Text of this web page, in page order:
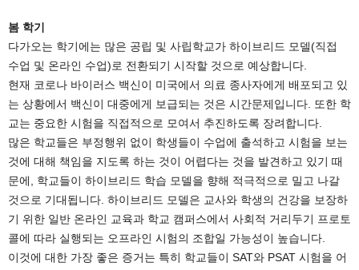
봄 학기
다가오는 학기에는 많은 공립 및 사립학교가 하이브리드 모델(직접
수업 및 온라인 수업)로 전환되기 시작할 것으로 예상합니다.
현재 코로나 바이러스 백신이 미국에서 의료 종사자에게 배포되고 있
는 상황에서 백신이 대중에게 보급되는 것은 시간문제입니다. 또한 학
교는 중요한 시험을 직접적으로 모여서 추진하도록 장려합니다.
많은 학교들은 부정행위 없이 학생들이 수업에 출석하고 시험을 보는
것에 대해 책임을 지도록 하는 것이 어렵다는 것을 발견하고 있기 때
문에, 학교들이 하이브리드 학습 모델을 향해 적극적으로 밀고 나갈
것으로 기대됩니다. 하이브리드 모델은 교사와 학생의 건강을 보장하
기 위한 일반 온라인 교육과 학교 캠퍼스에서 사회적 거리두기 프로토
콜에 따라 실행되는 오프라인 시험의 조합일 가능성이 높습니다.
이것에 대한 가장 좋은 증거는 특히 학교들이 SAT와 PSAT 시험을 어